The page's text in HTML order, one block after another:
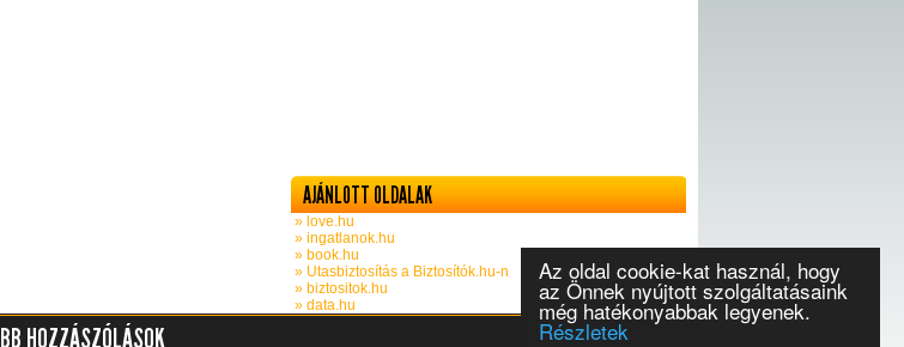
Az oldal cookie-kat használ, hogy
az Önnek nyújtott szolgáltatásaink
még hatékonyabbak legyenek.
Részletek
AJÁNLOTT OLDALAK
» love.hu
» ingatlanok.hu
» book.hu
» Utasbiztosítás a Biztosítók.hu-n
» biztositok.hu
» data.hu
HOZZÁSZÓLÁSOK